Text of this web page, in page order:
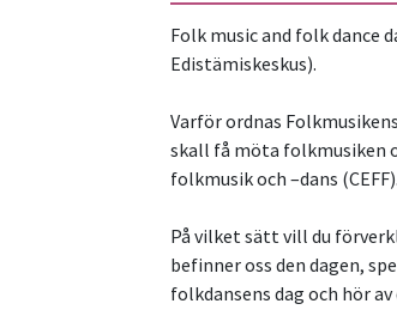
Folk music and folk dance
Edistämiskeskus).
Varför ordnas
skall få möta folkmusiken
folkmusik och –dans (CEFF).
På vilket sätt vill du
befinner oss den dagen,
folkdansens dag och hör av